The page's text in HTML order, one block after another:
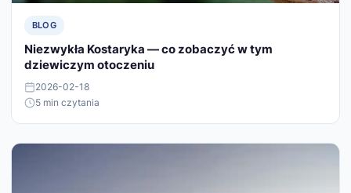
BLOG
Niezwykła Kostaryka — co zobaczyć w tym
dziewiczym otoczeniu
2026-02-18
5 min czytania